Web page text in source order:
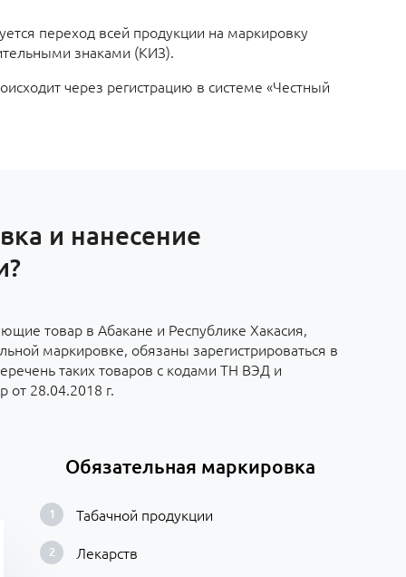
переход всей продукции на маркировку
знаками (КИЗ).
через регистрацию в системе «Честный
и нанесение
товар в Абакане и Республике Хакасия,
маркировке, обязаны зарегистрироваться в
таких товаров с кодами ТН ВЭД и
28.04.2018 г.
Обязательная маркировка
Табачной продукции
Лекарств